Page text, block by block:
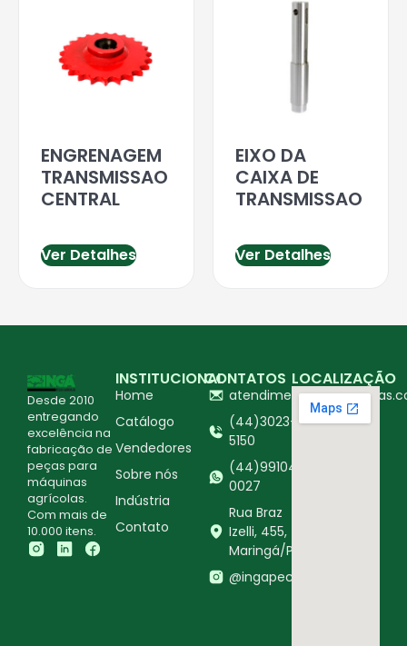
ENGRENAGEM
TRANSMISSAO
CENTRAL
Ver Detalhes
EIXO DA
CAIXA DE
TRANSMISSAO
Ver Detalhes
Desde 2010
entregando
excelência na
fabricação de
peças para
máquinas
agrícolas.
Com mais de
10.000 itens.
INSTITUCIONAL
Home
Catálogo
Vendedores
Sobre nós
Indústria
Contato
CONTATOS
(44)3023-
5150
(44)99104-
0027
Rua Braz
Izelli, 455,
Maringá/PR
@ingapecasagricolas
LOCALIZAÇÃO